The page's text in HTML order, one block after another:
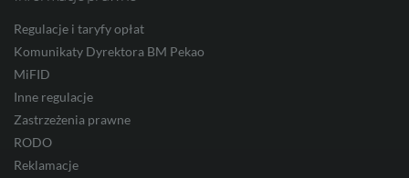
Regulacje i taryfy opłat
Komunikaty Dyrektora BM Pekao
MiFID
Inne regulacje
Zastrzeżenia prawne
RODO
Reklamacje